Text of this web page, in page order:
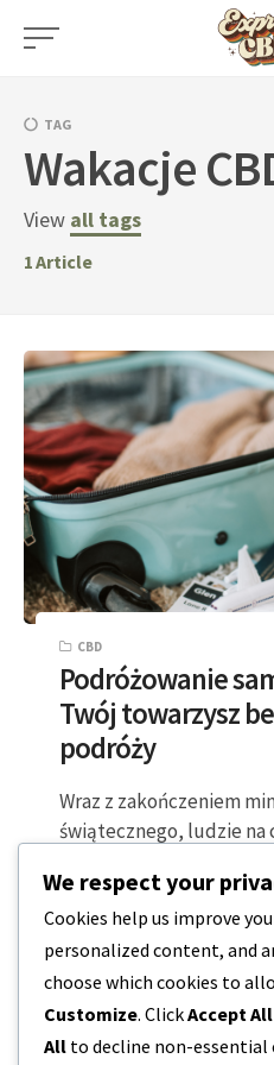
Skip
TAG
Wakacje
View all tags
1Article
CBD
Podróżowanie
Twój towarzysz
podróży
Wraz z zakończeniem
świątecznego, ludzie na
może przynieść nowy…
2 MINUTY CZYTANIA
We respect your
Cookies help us improve
personalized content, and
choose which cookies to
Customize. ClickAccept All
All to decline non-essential